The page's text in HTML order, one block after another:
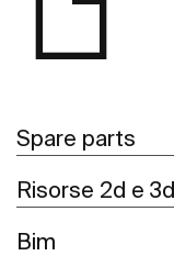
Spare parts
Risorse 2d e
Bim